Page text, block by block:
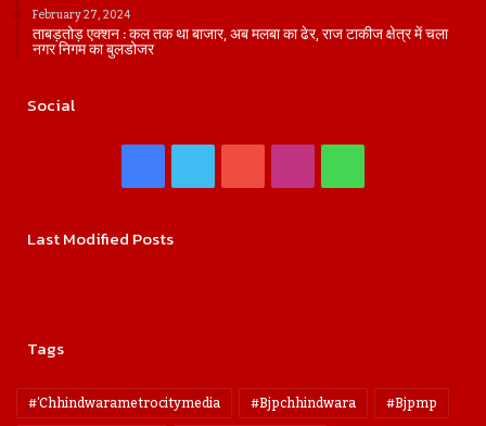
February 27, 2024
ताबड़तोड़ एक्शन : कल तक था बाजार, अब मलबा का ढेर, राज टाकीज क्षेत्र में चला
नगर निगम का बुलडोजर
Social
Last Modified Posts
Tags
#'chhindwarametrocitymedia #bjpchhindwara
#bjpmp